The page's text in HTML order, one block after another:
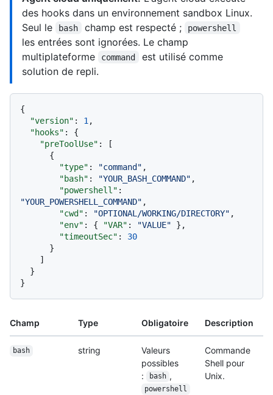
des hooks dans un environnement sandbox Linux.
Seul le
bash champ est respecté ; powershell
les entrées sont ignorées. Le champ
multiplateforme
command
est utilisé comme
solution de repli.
{
"version" : 1 ,
"hooks" :
{
"preToolUse" :
[
{
"type" : "command" ,
"bash" : "YOUR_BASH_COMMAND" ,
"powershell" :
"YOUR_POWERSHELL_COMMAND" ,
"cwd" : "OPTIONAL/WORKING/DIRECTORY" ,
"env" : { "VAR" : "VALUE" } ,
"timeoutSec" :
30
}
]
}
}
Champ Type Obligatoire Description
bash string
Valeurs
possibles
:
bash ,
powershell
Commande
Shell pour
Unix.